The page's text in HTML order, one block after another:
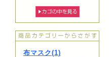
布マスク(1)